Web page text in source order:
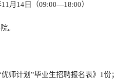
月14日（09:00—18:00）
。
优师计划”毕业生招聘报名表》1份；